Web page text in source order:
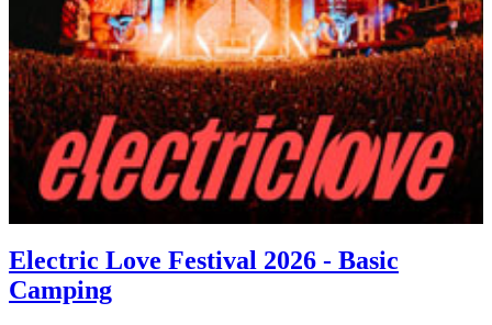
Electric Love Festival 2026 - Basic
Camping